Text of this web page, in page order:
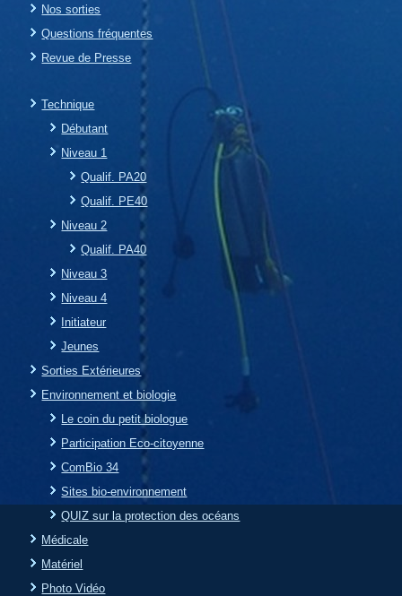
Nos sorties
Questions fréquentes
Revue de Presse
Technique
Débutant
Niveau 1
Qualif. PA20
Qualif. PE40
Niveau 2
Qualif. PA40
Niveau 3
Niveau 4
Initiateur
Jeunes
Sorties Extérieures
Environnement et biologie
Le coin du petit biologue
Participation Eco-citoyenne
ComBio 34
Sites bio-environnement
QUIZ sur la protection des océans
Médicale
Matériel
Photo Vidéo